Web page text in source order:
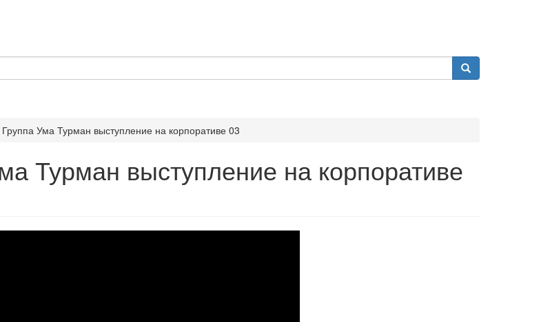
Группа Ума Турман выступление на корпоративе 03
Турман выступление на корпоративе